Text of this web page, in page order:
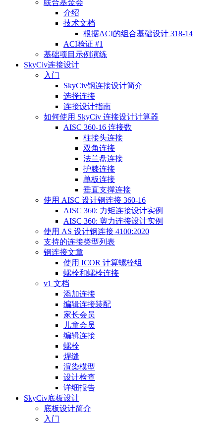
联合基金会
介绍
技术文档
根据ACI的组合基础设计 318-14
ACI验证 #1
基础项目示例演练
SkyCiv连接设计
入门
SkyCiv钢连接设计简介
选择连接
连接设计指南
如何使用 SkyCiv 连接设计计算器
AISC 360-16 连接数
柱接头连接
双角连接
法兰盘连接
护膝连接
单板连接
垂直支撑连接
使用 AISC 设计钢连接 360-16
AISC 360: 力矩连接设计实例
AISC 360: 剪力连接设计实例
使用 AS 设计钢连接 4100:2020
支持的连接类型列表
钢连接文章
使用 ICOR 计算螺栓组
螺栓和螺栓连接
v1 文档
添加连接
编辑连接装配
家长会员
儿童会员
编辑连接
螺栓
焊缝
渲染模型
设计检查
详细报告
SkyCiv底板设计
底板设计简介
入门